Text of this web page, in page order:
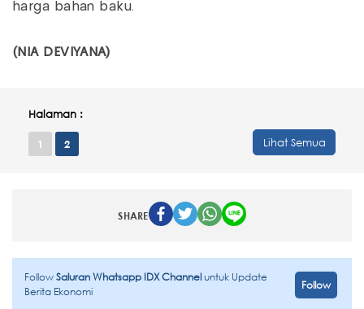
harga bahan baku.
(NIA DEVIYANA)
Halaman :
1 2 Lihat Semua
SHARE
FollowSaluran Whatsapp IDX Channeluntuk Update
Berita Ekonomi
Follow